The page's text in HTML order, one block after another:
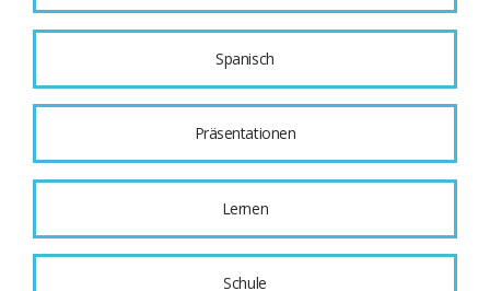
Spanisch
Präsentationen
Lernen
Schule